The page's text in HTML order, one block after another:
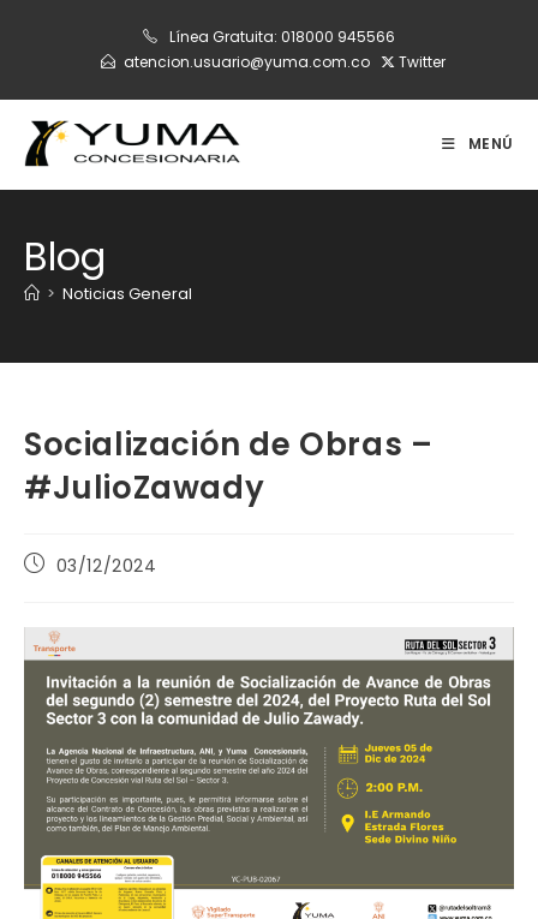
Línea Gratuita: 018000 945566
atencion.usuario@yuma.com.co
Twitter
MENÚ
Blog
> Noticias General
Socialización de Obras –
#JulioZawady
Publicación
entrada:
03/12/2024